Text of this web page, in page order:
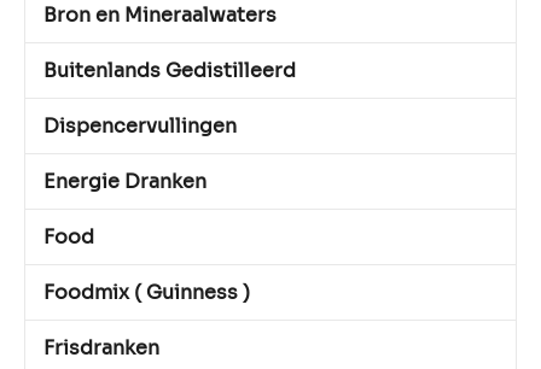
Bron en Mineraalwaters
Buitenlands Gedistilleerd
Dispencervullingen
Energie Dranken
Food
Foodmix ( Guinness )
Frisdranken